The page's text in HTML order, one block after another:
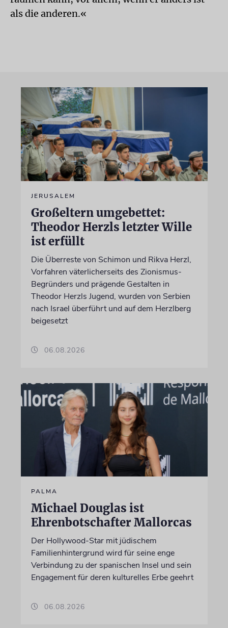
als die anderen.«
JERUSALEM
Großeltern umgebettet:
Theodor Herzls letzter Wille
ist erfüllt
Die Überreste von Schimon und Rikva Herzl,
Vorfahren väterlicherseits des Zionismus-
Begründers und prägende Gestalten in
Theodor Herzls Jugend, wurden von Serbien
nach Israel überführt und auf dem Herzlberg
beigesetzt
06.08.2026
PALMA
Michael Douglas ist
Ehrenbotschafter Mallorcas
Der Hollywood-Star mit jüdischem
Familienhintergrund wird für seine enge
Verbindung zu der spanischen Insel und sein
Engagement für deren kulturelles Erbe geehrt
06.08.2026